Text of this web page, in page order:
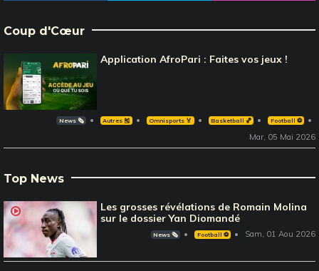
Coup d'Cœur
Application AfroPari : Faites vos jeux !
News 🗞️ Autres 🎽 Omnisports 🏅 Basketball 🏀 Football ⚽️
Mar, 05 Mai 2026
Top News
Les grosses révélations de Romain Molina
sur le dossier Yan Diomandé
News 🗞️ Football ⚽️ Sam, 01 Aou 2026